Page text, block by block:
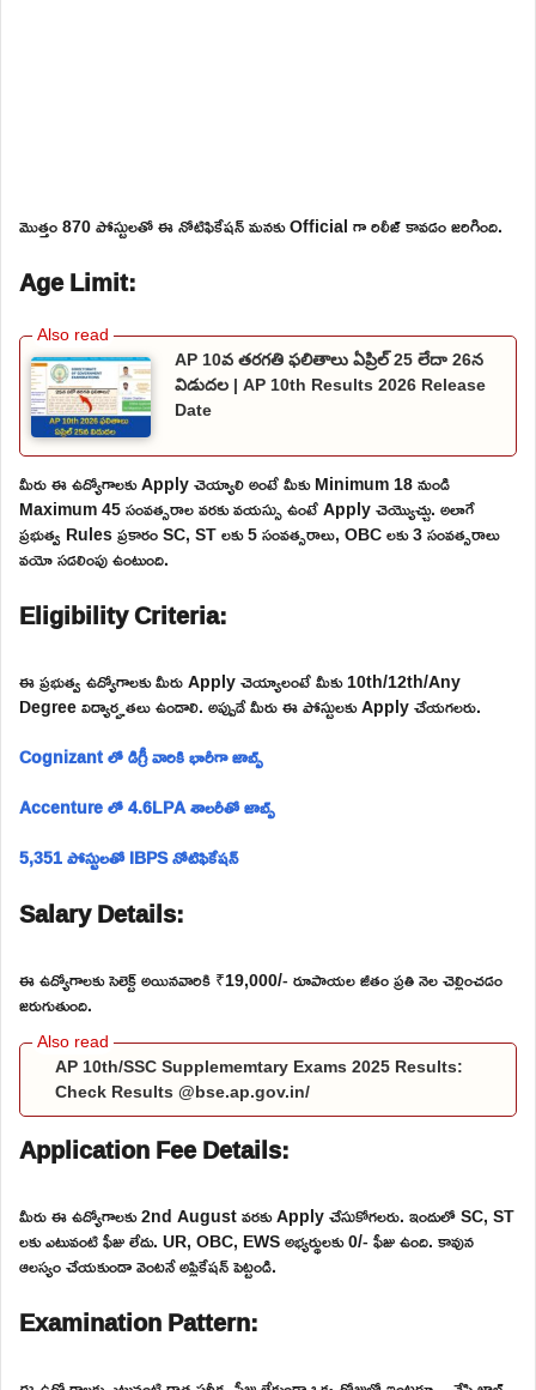
మొత్తం 870 పోస్టులతో ఈ నోటిఫికేషన్ మనకు Official గా రిలీజ్ కావడం జరిగింది.
Age Limit:
AP 10వ తరగతి ఫలితాలు ఏప్రిల్ 25 లేదా 26న
విడుదల | AP 10th Results 2026 Release
Date
మీరు ఈ ఉద్యోగాలకు Apply చెయ్యాలి అంటే మీకు Minimum 18 నుండి
Maximum 45 సంవత్సరాల వరకు వయస్సు ఉంటే Apply చెయ్యొచ్చు. అలాగే
ప్రభుత్వ Rules ప్రకారం SC, ST లకు 5 సంవత్సరాలు, OBC లకు 3 సంవత్సరాలు
వయో సడలింపు ఉంటుంది.
Eligibility Criteria:
ఈ ప్రభుత్వ ఉద్యోగాలకు మీరు Apply చెయ్యాలంటే మీకు 10th/12th/Any
Degree విద్యార్హతలు ఉండాలి. అప్పుడే మీరు ఈ పోస్టులకు Apply చేయగలరు.
Cognizant లో డిగ్రీ వారికి భారీగా జాబ్స్
Accenture లో 4.6LPA శాలరీతో జాబ్స్
5,351 పోస్టులతో IBPS నోటిఫికేషన్
Salary Details:
ఈ ఉద్యోగాలకు సెలెక్ట్ అయినవారికి ₹19,000/- రూపాయల జీతం ప్రతి నెల చెల్లించడం
జరుగుతుంది.
AP 10th/SSC Supplememtary Exams 2025 Results:
Check Results @bse.ap.gov.in/
Application Fee Details:
మీరు ఈ ఉద్యోగాలకు 2nd August వరకు Apply చేసుకోగలరు. ఇందులో SC, ST
లకు ఎటువంటి ఫీజు లేదు. UR, OBC, EWS అభ్యర్థులకు 0/- ఫీజు ఉంది. కావున
ఆలస్యం చేయకుండా వెంటనే అప్లికేషన్ పెట్టండి.
Examination Pattern: